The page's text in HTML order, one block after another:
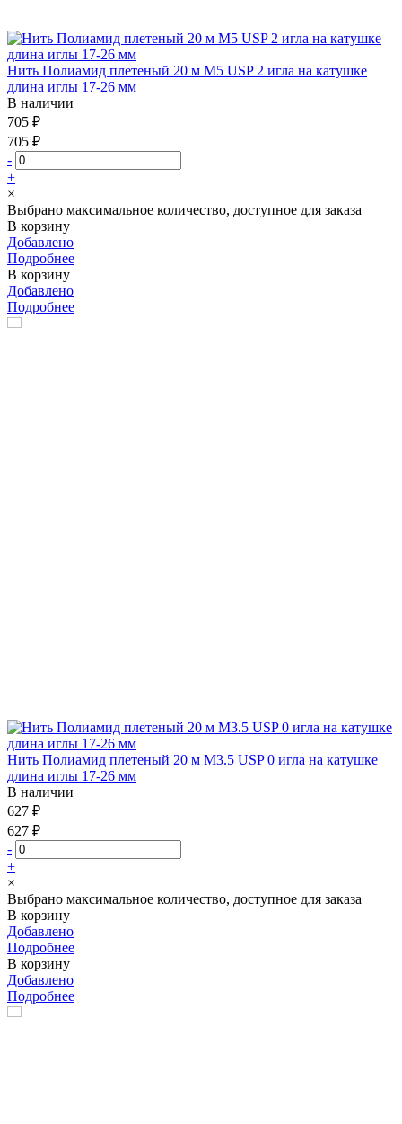
Нить Полиамид плетеный 20 м М5 USP 2 игла на катушке
длина иглы 17-26 мм
В наличии
705 ₽
705 ₽
-
+
×
Выбрано максимальное количество, доступное для заказа
В корзину
Добавлено
Подробнее
В корзину
Добавлено
Подробнее
Нить Полиамид плетеный 20 м М3.5 USP 0 игла на катушке
длина иглы 17-26 мм
В наличии
627 ₽
627 ₽
-
+
×
Выбрано максимальное количество, доступное для заказа
В корзину
Добавлено
Подробнее
В корзину
Добавлено
Подробнее